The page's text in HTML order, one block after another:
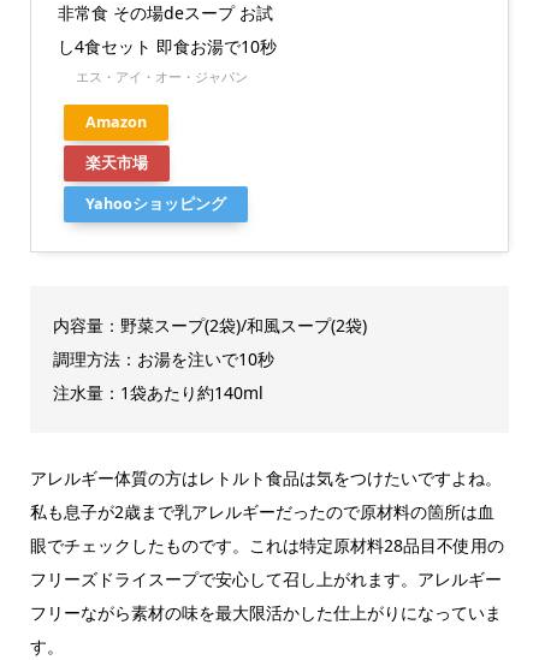
非常食 その場deスープ お試
し4食セット 即食お湯で10秒
エス・アイ・オー・ジャパン
Amazon
楽天市場
Yahooショッピング
内容量：野菜スープ(2袋)/和風スープ(2袋)
調理方法：お湯を注いで10秒
注水量：1袋あたり約140ml
アレルギー体質の方はレトルト食品は気をつけたいですよね。
私も息子が2歳まで乳アレルギーだったので原材料の箇所は血
眼でチェックしたものです。これは特定原材料28品目不使用の
フリーズドライスープで安心して召し上がれます。アレルギー
フリーながら素材の味を最大限活かした仕上がりになっていま
す。